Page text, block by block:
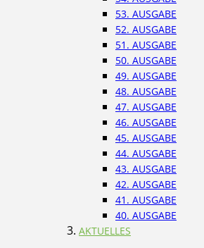
53. AUSGABE
52. AUSGABE
51. AUSGABE
50. AUSGABE
49. AUSGABE
48. AUSGABE
47. AUSGABE
46. AUSGABE
45. AUSGABE
44. AUSGABE
43. AUSGABE
42. AUSGABE
41. AUSGABE
40. AUSGABE
AKTUELLES